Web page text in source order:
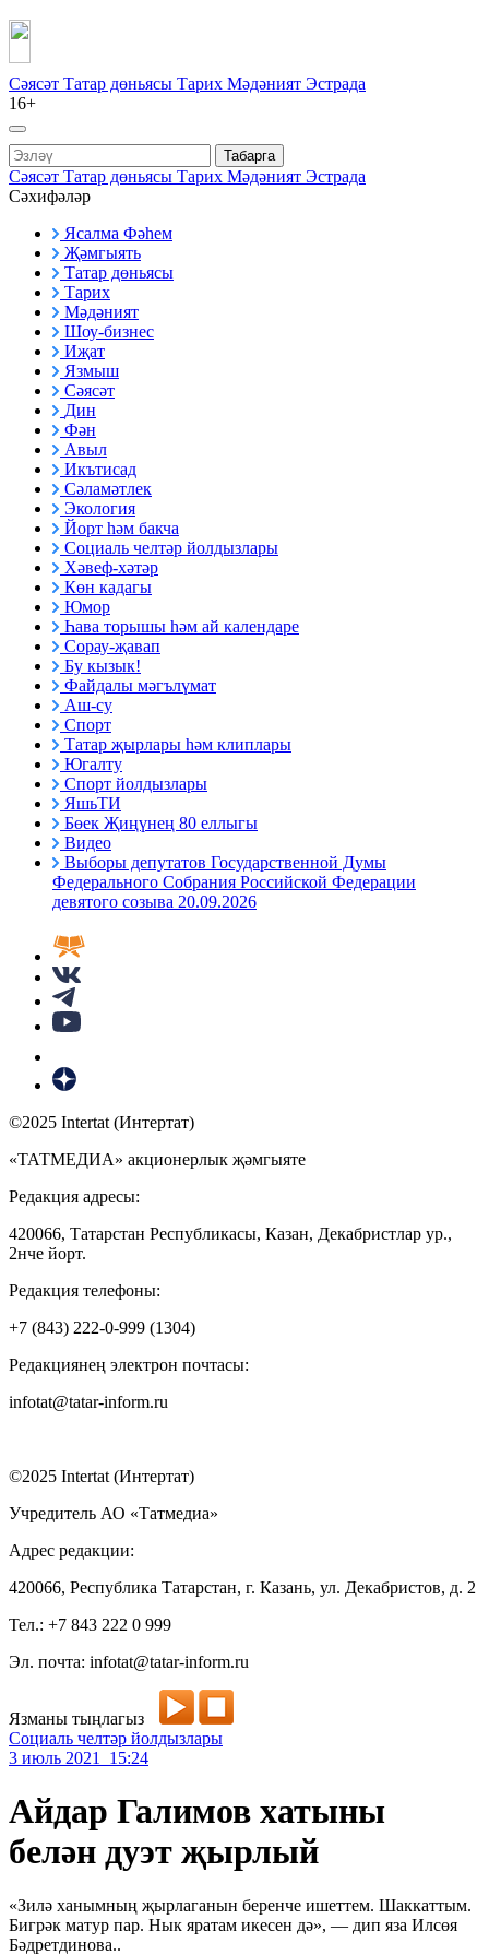
Сәясәт Татар дөньясы Тарих Мәдәният Эстрада
16+
Табарга
Сәясәт Татар дөньясы Тарих Мәдәният Эстрада
Сәхифәләр
Ясалма Фәһем
Җәмгыять
Татар дөньясы
Тарих
Мәдәният
Шоу-бизнес
Иҗат
Язмыш
Сәясәт
Дин
Фән
Авыл
Икътисад
Сәламәтлек
Экология
Йорт һәм бакча
Социаль челтәр йолдызлары
Хәвеф-хәтәр
Көн кадагы
Юмор
Һава торышы һәм ай календаре
Сорау-җавап
Бу кызык!
Файдалы мәгълүмат
Аш-су
Спорт
Татар җырлары һәм клиплары
Югалту
Спорт йолдызлары
ЯшьТИ
Бөек Җиңүнең 80 еллыгы
Видео
Выборы депутатов Государственной Думы
Федерального Собрания Российской Федерации
девятого созыва 20.09.2026
©2025 Intertat (Интертат)
«ТАТМЕДИА» акционерлык җәмгыяте
Редакция адресы:
420066, Татарстан Республикасы, Казан, Декабристлар ур.,
2нче йорт.
Редакция телефоны:
+7 (843) 222-0-999 (1304)
Редакциянең электрон почтасы:
infotat@tatar-inform.ru
©2025 Intertat (Интертат)
Учредитель АО «Татмедиа»
Адрес редакции:
420066, Республика Татарстан, г. Казань, ул. Декабристов, д. 2
Тел.: +7 843 222 0 999
Эл. почта: infotat@tatar-inform.ru
Язманы тыңлагыз
Социаль челтәр йолдызлары
3 июль 2021 15:24
Айдар Галимов хатыны
белән дуэт җырлый
«Зилә ханымның җырлаганын беренче ишеттем. Шаккаттым.
Бигрәк матур пар. Нык яратам икесен дә», — дип яза Илсөя
Бәдретдинова..